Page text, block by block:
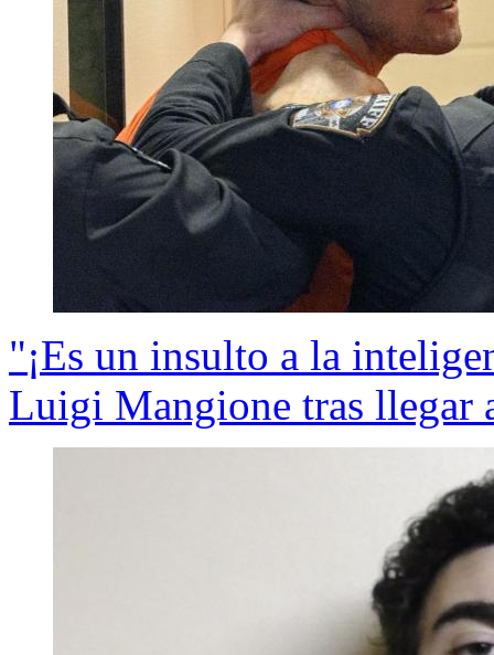
"¡Es un insulto a la
Luigi Mangione tras llegar